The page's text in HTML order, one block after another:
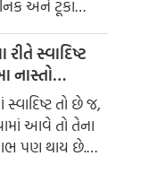
અને ટૂંકા
યાદી
જે તમારા
ઓળખ આપશે.
સ્વાદિષ્ટ
સ્વાદિષ્ટ તો છે જ,
આવે તો તેના
પણ થાય છે.